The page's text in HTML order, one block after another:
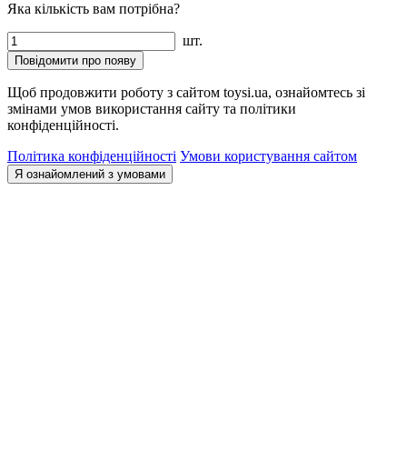
Яка кількість вам потрібна?
шт.
Повідомити про появу
Щоб продовжити роботу з сайтом toysi.ua, ознайомтесь зі
змінами умов використання сайту та політики
конфіденційності.
Політика конфіденційності Умови користування сайтом
Я ознайомлений з умовами